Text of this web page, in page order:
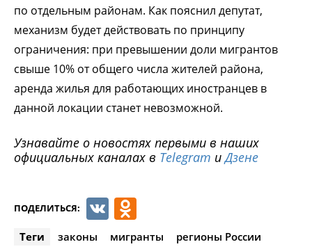
по отдельным районам. Как пояснил депутат,
механизм будет действовать по принципу
ограничения: при превышении доли мигрантов
свыше 10% от общего числа жителей района,
аренда жилья для работающих иностранцев в
данной локации станет невозможной.
Узнавайте о новостях первыми в наших
официальных каналах в Telegram иДзене
ПОДЕЛИТЬСЯ: VK
Теги законы мигранты регионы России